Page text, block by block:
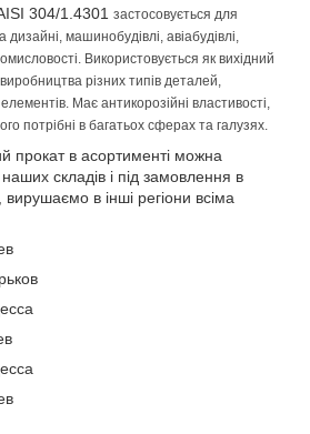
304/1.4301 застосовується для
дизайні, машинобудівлі, авіабудівлі,
Використовується як вихідний
різних типів деталей,
Має антикорозійні властивості
потрібні в багатьох сферах та галузях.
прокат в асортименті можна
складів і під замовлення в
вирушаємо в інші регіони всіма